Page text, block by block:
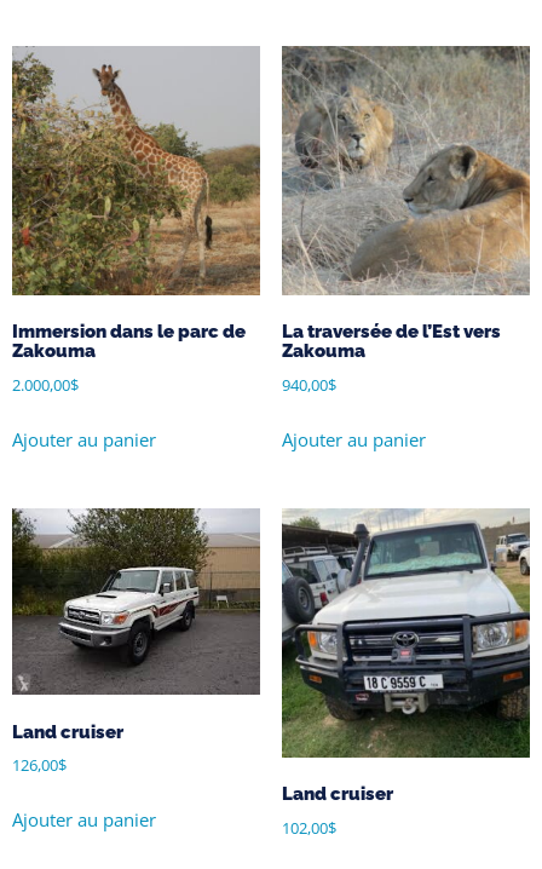
Immersion dans le parc de
Zakouma
2.000,00$
Ajouter au panier
La traversée de l’Est vers
Zakouma
940,00$
Ajouter au panier
Land cruiser
126,00$
Ajouter au panier
Land cruiser
102,00$